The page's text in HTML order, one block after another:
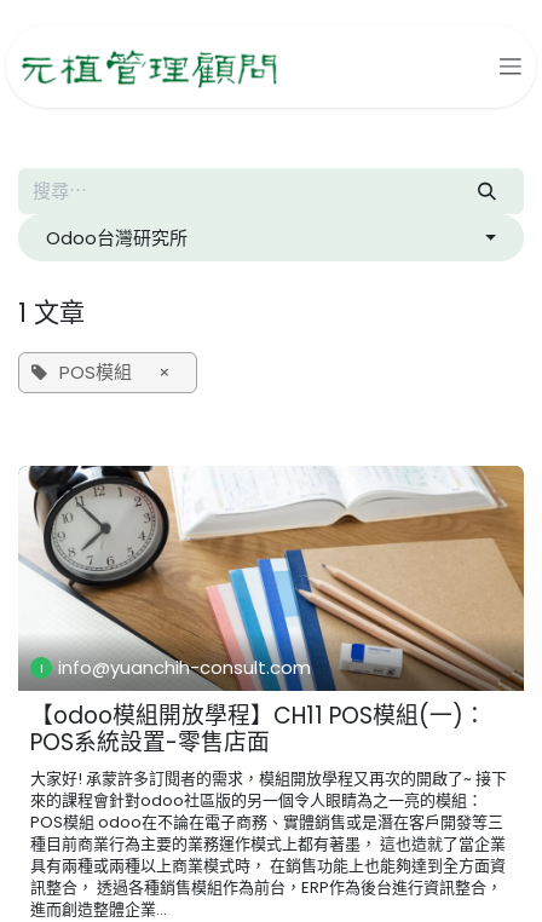
Odoo台灣研究所
1 文章
POS模組 ×
info@yuanchih-consult.com
【odoo模組開放學程】CH11 POS模組(一)：
POS系統設置-零售店面
大家好! 承蒙許多訂閱者的需求，模組開放學程又再次的開啟了~ 接下
來的課程會針對odoo社區版的另一個令人眼睛為之一亮的模組：
POS模組 odoo在不論在電子商務、實體銷售或是潛在客戶開發等三
種目前商業行為主要的業務運作模式上都有著墨， 這也造就了當企業
具有兩種或兩種以上商業模式時， 在銷售功能上也能夠達到全方面資
訊整合， 透過各種銷售模組作為前台，ERP作為後台進行資訊整合，
進而創造整體企業...